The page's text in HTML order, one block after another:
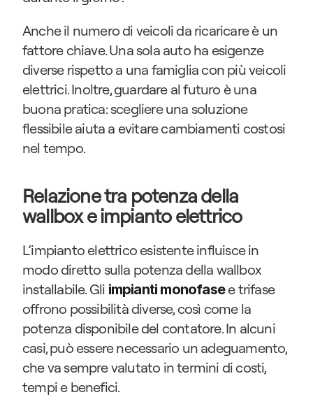
Anche il numero di veicoli da ricaricare è un
fattore chiave. Una sola auto ha esigenze
diverse rispetto a una famiglia con più veicoli
elettrici. Inoltre, guardare al futuro è una
buona pratica: scegliere una soluzione
flessibile aiuta a evitare cambiamenti costosi
nel tempo.
Relazione tra potenza della
wallbox e impianto elettrico
L’impianto elettrico esistente influisce in
modo diretto sulla potenza della wallbox
installabile. Gli impianti monofase e trifase
offrono possibilità diverse, così come la
potenza disponibile del contatore. In alcuni
casi, può essere necessario un adeguamento,
che va sempre valutato in termini di costi,
tempi e benefici.